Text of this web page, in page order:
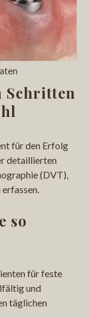
Schritten
für den Erfolg
detaillierten
(DVT),
so
für feste
und
täglichen